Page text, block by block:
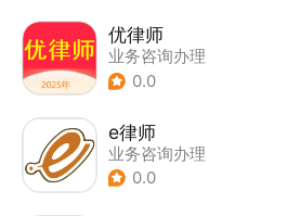
优律师
业务咨询办理
0.0
e律师
业务咨询办理
0.0